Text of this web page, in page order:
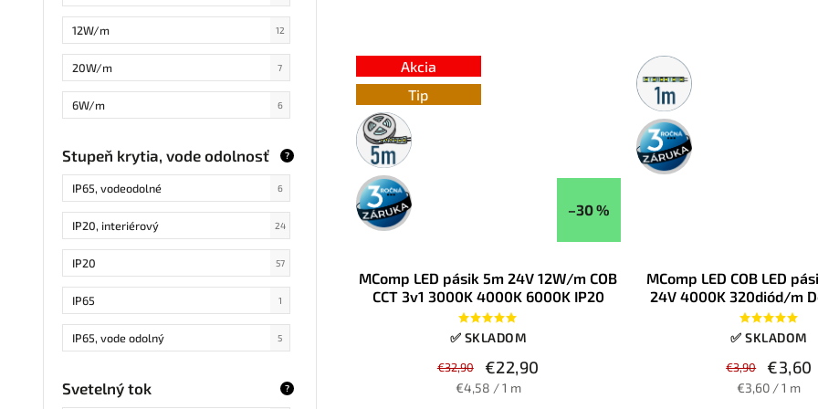
3v1,Studená+Teplá+Denná Biela
Na výber Studená/Teplá/Denná
biela
12W/m 12
20W/m 7
6W/m 6
10W/m
8W/m
11W/m
16W/m
Stupeň krytia, vode odolnosť ?
IP65, vodeodolné 6
IP20, interiérový 24
IP20 57
IP65 1
IP65, vode odolný 5
Svetelný tok ?
cm, takže dĺžku vieš presne prispôsobiť projektu.
Akcia
Tip
5m
rolka
3 roky
záruka
–30 %
MComp LED pásik 5m 24V 12W/m COB
CCT 3v1 3000K 4000K 6000K IP20
✅ SKLADOM
€32,90 €22,90
€4,58 / 1 m
Metrážny
predaj
3 roky
záruka
MComp LED COB LED
24V 4000K 320diód/m
8W/m IP20
✅ SKLADOM
€3,90 €3,60
€3,60 / 1 m